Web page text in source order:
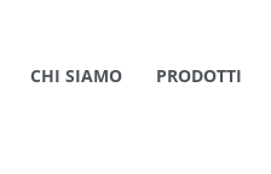
CHI SIAMO PRODOTTI